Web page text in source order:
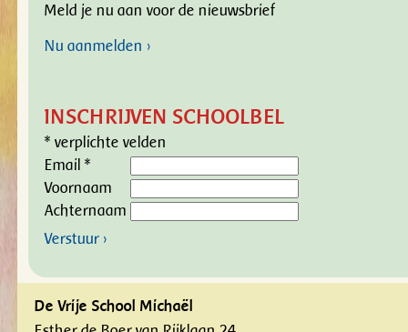
Meld je nu aan voor de nieuwsbrief
Nu aanmelden ›
INSCHRIJVEN SCHOOLBEL
* verplichte velden
Email*
Voornaam
Achternaam
Verstuur ›
De Vrije School Michaël